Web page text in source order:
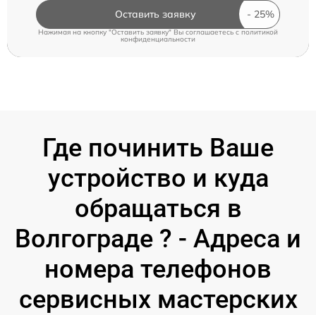
Оставить заявку
Нажимая на кнопку "Оставить заявку" Вы соглашаетесь cполитикой
конфиденциальности
Где починить Ваше
устройство и куда
обращаться в
Волгограде ? - Адреса и
номера телефонов
сервисных мастерских